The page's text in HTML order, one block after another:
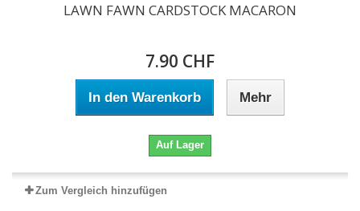
LAWN FAWN CARDSTOCK MACARON
7.90 CHF
In den Warenkorb Mehr
Auf Lager
Zum Vergleich hinzufügen